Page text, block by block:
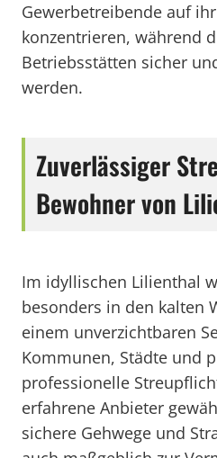
Gewerbetreibende auf
konzentrieren, während
Betriebsstätten sicher
werden.
Zuverlässiger
Bewohner von
Im idyllischen Lilienthal
besonders in den kalten
einem unverzichtbaren
Kommunen, Städte und
professionelle
erfahrene Anbieter
sichere Gehwege und